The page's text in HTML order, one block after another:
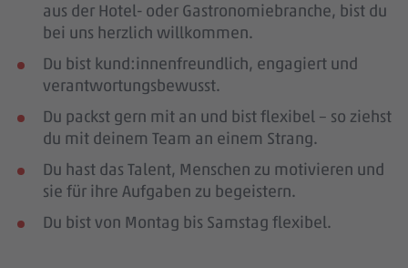
aus der Hotel- oder Gastronomiebranche, bist du
bei uns herzlich willkommen.
Du bist kund:innenfreundlich, engagiert und
verantwortungsbewusst.
Du packst gern mit an und bist flexibel – so ziehst
du mit deinem Team an einem Strang.
Du hast das Talent, Menschen zu motivieren und
sie für ihre Aufgaben zu begeistern.
Du bist von Montag bis Samstag flexibel.